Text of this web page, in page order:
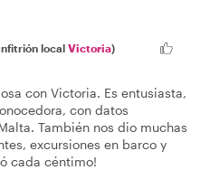
local Victoria)
con Victoria. Es entusiasta,
con datos
También nos dio muchas
excursiones en barco y
cada céntimo!